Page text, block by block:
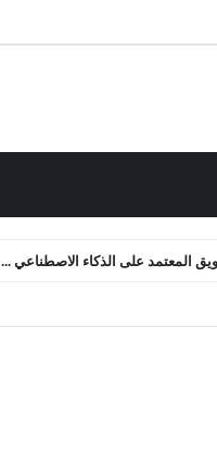
المعتمد على الذكاء الاصطناعي ...
كيف أعدنا صياغة الأصول الرقمية ...